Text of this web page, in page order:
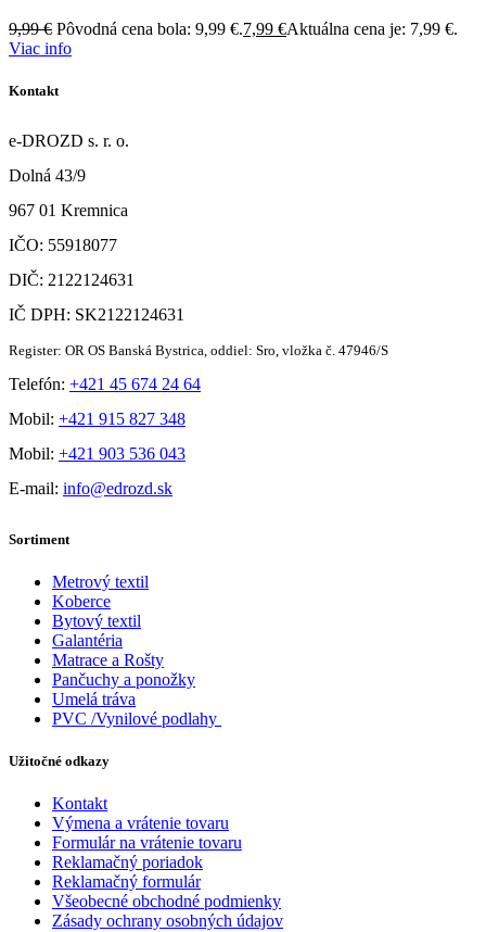
9,99€ Pôvodná cena bola: 9,99 €.7,99 €Aktuálna cena je: 7,99 €.
Viac info
Kontakt
e-DROZD s. r. o.
Dolná 43/9
967 01 Kremnica
IČO: 55918077
DIČ: 2122124631
IČ DPH: SK2122124631
Register: OR OS Banská Bystrica, oddiel: Sro, vložka č. 47946/S
Telefón: +421 45 674 24 64
Mobil: +421 915 827 348
Mobil: +421 903 536 043
E-mail: info@edrozd.sk
Sortiment
Metrový textil
Koberce
Bytový textil
Galantéria
Matrace a Rošty
Pančuchy a ponožky
Umelá tráva
PVC /Vynilové podlahy
Užitočné odkazy
Kontakt
Výmena a vrátenie tovaru
Formulár na vrátenie tovaru
Reklamačný poriadok
Reklamačný formulár
Všeobecné obchodné podmienky
Zásady ochrany osobných údajov